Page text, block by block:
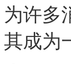
为许多
其成为